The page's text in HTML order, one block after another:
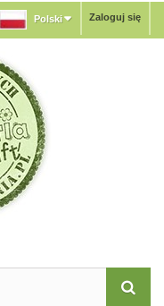
Zaloguj się
Polski